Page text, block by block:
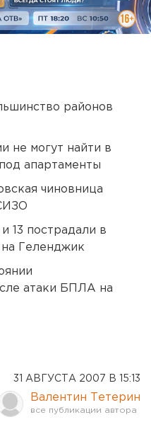
районов
не могут найти в
апартаменты
чиновница
13 пострадали в
на Геленджик
атаки БПЛА на
31 АВГУСТА 2007 В 15:13
Валентин Тетерин